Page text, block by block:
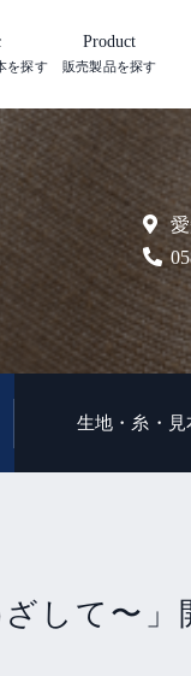
を探す
Product
販売製品を探す
生地・糸・見
して〜」